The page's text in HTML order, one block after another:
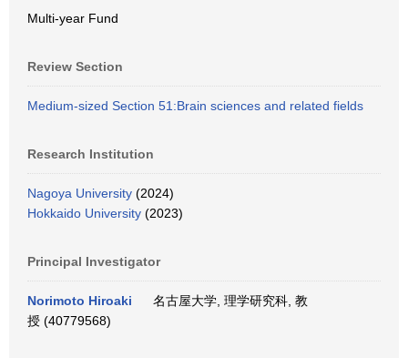
Multi-year Fund
Review Section
Medium-sized Section 51:Brain sciences and related fields
Research Institution
Nagoya University (2024)
Hokkaido University (2023)
Principal Investigator
Norimoto Hiroaki
名古屋大学, 理学研究科, 教
授 (40779568)